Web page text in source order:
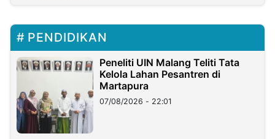
PENDIDIKAN
Peneliti UIN Malang Teliti Tata
Kelola Lahan Pesantren di
Martapura
07/08/2026 - 22:01